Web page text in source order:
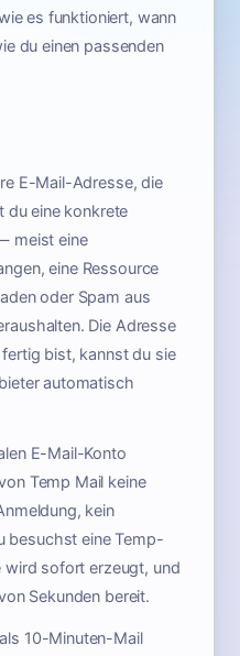
es funktioniert, wann
du einen passenden
E-Mail-Adresse, die
du eine konkrete
meist eine
eine Ressource
oder Spam aus
Die Adresse
bist, kannst du sie
automatisch
E-Mail-Konto
Temp Mail keine
kein
besuchst eine Temp-
wird sofort erzeugt, und
Sekunden bereit.
10-Minuten-Mail